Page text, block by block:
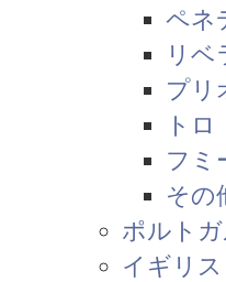
ペネ
リベ
プリ
トロ
フミ
その
ポルト
イギリス